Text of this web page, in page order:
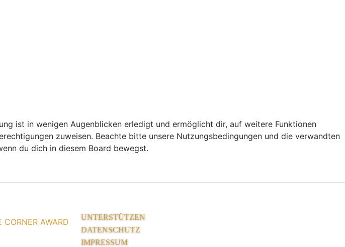
ist in wenigen Augenblicken erledigt und ermöglicht dir, auf weitere Funktionen
zuweisen. Beachte bitte unsere Nutzungsbedingungen und die verwandten
du dich in diesem Board bewegst.
UNTERSTÜTZEN
DATENSCHUTZ
IMPRESSUM